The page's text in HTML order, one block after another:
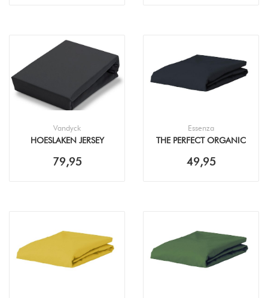
Vandyck
HOESLAKEN JERSEY
120X200/220 BLACK
79,95
Essenza
THE PERFECT ORGANIC
HOESLAKEN
49,95